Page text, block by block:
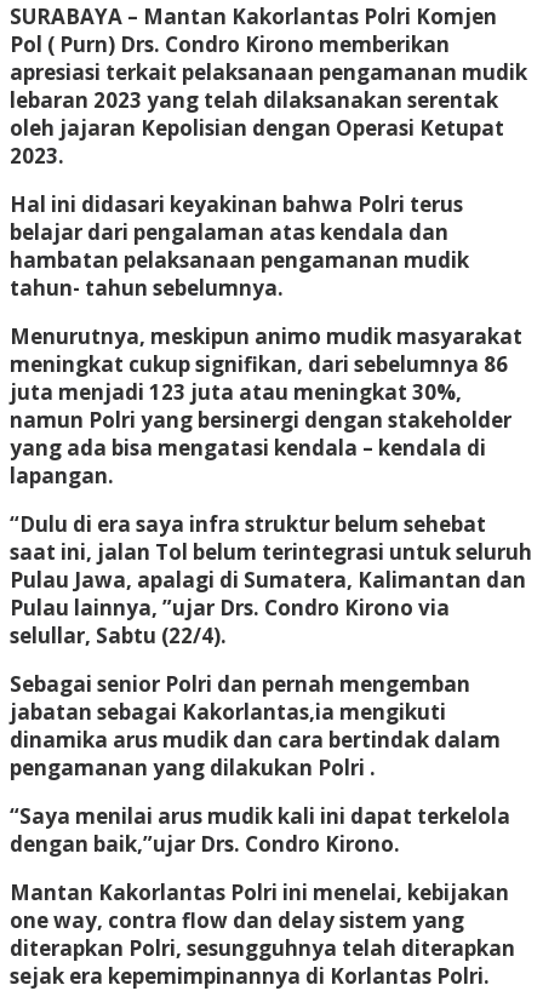
SURABAYA – Mantan Kakorlantas Polri Komjen
Pol ( Purn) Drs. Condro Kirono memberikan
apresiasi terkait pelaksanaan pengamanan mudik
lebaran 2023 yang telah dilaksanakan serentak
oleh jajaran Kepolisian dengan Operasi Ketupat
2023.
Hal ini didasari keyakinan bahwa Polri terus
belajar dari pengalaman atas kendala dan
hambatan pelaksanaan pengamanan mudik
tahun- tahun sebelumnya.
Menurutnya, meskipun animo mudik masyarakat
meningkat cukup signifikan, dari sebelumnya 86
juta menjadi 123 juta atau meningkat 30%,
namun Polri yang bersinergi dengan stakeholder
yang ada bisa mengatasi kendala – kendala di
lapangan.
“Dulu di era saya infra struktur belum sehebat
saat ini, jalan Tol belum terintegrasi untuk seluruh
Pulau Jawa, apalagi di Sumatera, Kalimantan dan
Pulau lainnya, ”ujar Drs. Condro Kirono via
selullar, Sabtu (22/4).
Sebagai senior Polri dan pernah mengemban
jabatan sebagai Kakorlantas,ia mengikuti
dinamika arus mudik dan cara bertindak dalam
pengamanan yang dilakukan Polri .
“Saya menilai arus mudik kali ini dapat terkelola
dengan baik,”ujar Drs. Condro Kirono.
Mantan Kakorlantas Polri ini menelai, kebijakan
one way, contra flow dan delay sistem yang
diterapkan Polri, sesungguhnya telah diterapkan
sejak era kepemimpinannya di Korlantas Polri.